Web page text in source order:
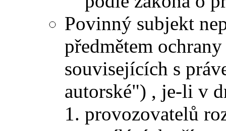
Povinný subjekt
předmětem
souvisejících s
autorské") , je-li v
provozovatelů